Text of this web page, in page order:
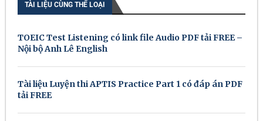
TÀI LIỆU CÙNG THỂ LOẠI
TOEIC Test Listening có link file Audio PDF tải FREE –
Nội bộ Anh Lê English
Tài liệu Luyện thi APTIS Practice Part 1 có đáp án PDF
tải FREE